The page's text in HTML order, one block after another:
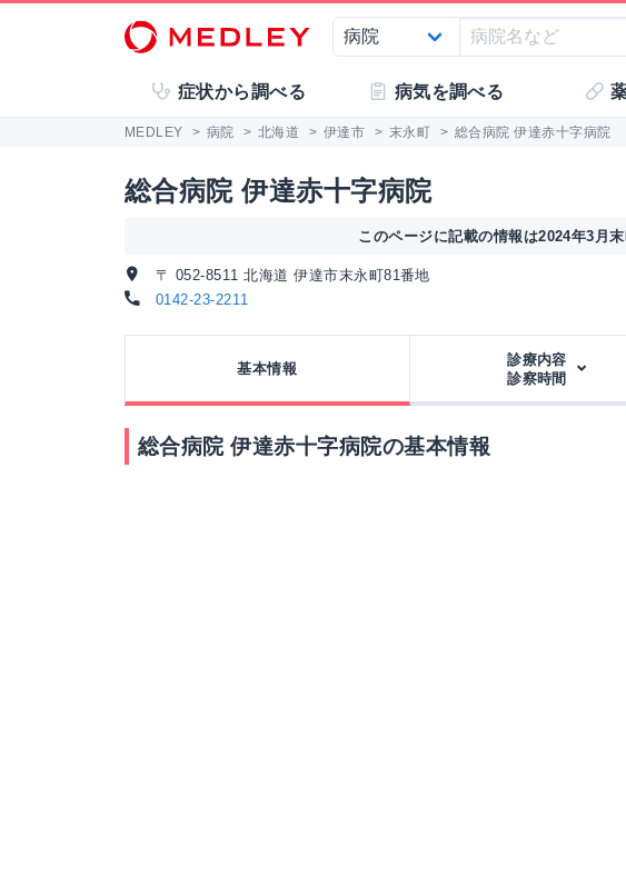
症状から調べる 病気を調べる
MEDLEY > 病院 > 北海道 > 伊達市 > 末永町 > 総合病院 伊達赤十字病院
総合病院 伊達赤十字病院
このページに記載の情報は2024年3月末
〒 052-8511 北海道 伊達市末永町81番地
0142-23-2211
基本情報
診療内容
診察時間
総合病院 伊達赤十字病院の基本情報